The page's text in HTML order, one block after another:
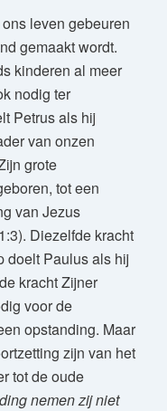
leven gebeuren
gemaakt wordt.
kinderen al meer
nodig ter
Petrus als hij
van onzen
grote
tot een
van Jezus
Diezelfde kracht
doelt Paulus als hij
kracht Zijner
voor de
opstanding. Maar
zijn van het
tot de oude
nemen zij niet